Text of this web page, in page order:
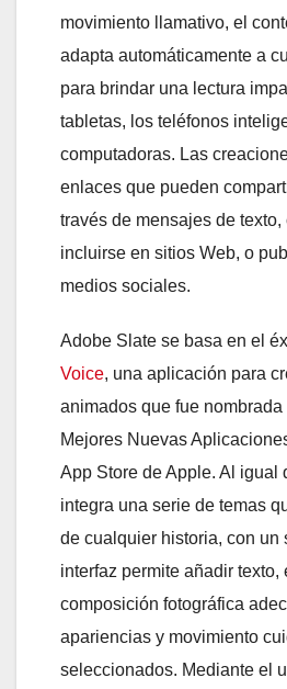
movimiento llamativo, el
adapta automáticamente a
para brindar una lectura
tabletas, los teléfonos
computadoras. Las
enlaces que pueden
través de mensajes de
incluirse en sitios Web, o
medios sociales.
Adobe Slate se basa en el
Voice, una aplicación para
animados que fue
Mejores Nuevas
App Store de Apple. Al igual
integra una serie de temas
de cualquier historia, con un
interfaz permite añadir texto,
composición fotográfica
apariencias y movimiento
seleccionados. Mediante el